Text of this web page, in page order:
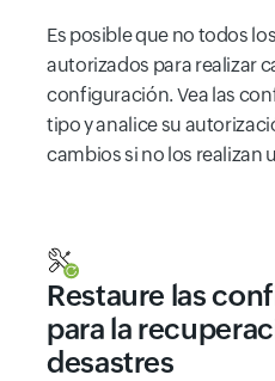
Es posible que no todos
autorizados para realizar
configuración. Vea las
tipo y analice su
cambios si no los realizan
Restaure las
para la
desastres